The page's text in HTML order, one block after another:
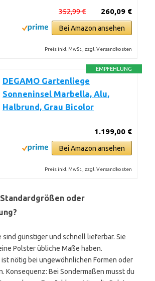
260,09 €
352,99 €
Bei Amazon ansehen
Preis inkl. MwSt., zzgl. Versandkosten
EMPFEHLUNG
DEGAMO Gartenliege
Sonneninsel Marbella, Alu,
Halbrund, Grau Bicolor
1.199,00 €
Bei Amazon ansehen
Preis inkl. MwSt., zzgl. Versandkosten
Standardgrößen oder
?
sind günstiger und schnell lieferbar. Sie
Polster übliche Maße haben.
nötig bei ungewöhnlichen Formen oder
Konsequenz: Bei Sondermaßen musst du